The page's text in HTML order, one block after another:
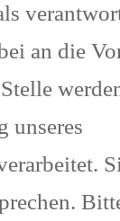
an die
unseres